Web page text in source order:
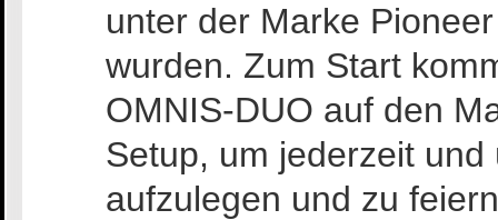
unter der Marke
wurden. Zum Start
OMNIS-DUO auf den
Setup, um jederzeit
aufzulegen und zu